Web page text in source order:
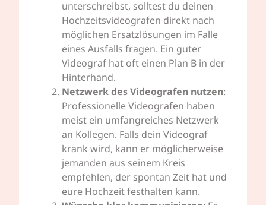
unterschreibst, solltest du deinen
Hochzeitsvideografen direkt nach
möglichen Ersatzlösungen im Falle
eines Ausfalls fragen. Ein guter
Videograf hat oft einen Plan B in der
Hinterhand.
Netzwerk des Videografen nutzen:
Professionelle Videografen haben
meist ein umfangreiches Netzwerk
an Kollegen. Falls dein Videograf
krank wird, kann er möglicherweise
jemanden aus seinem Kreis
empfehlen, der spontan Zeit hat und
eure Hochzeit festhalten kann.